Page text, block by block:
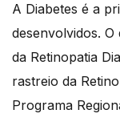
A Diabetes é a
desenvolvidos.
da Retinopatia
rastreio da
Programa